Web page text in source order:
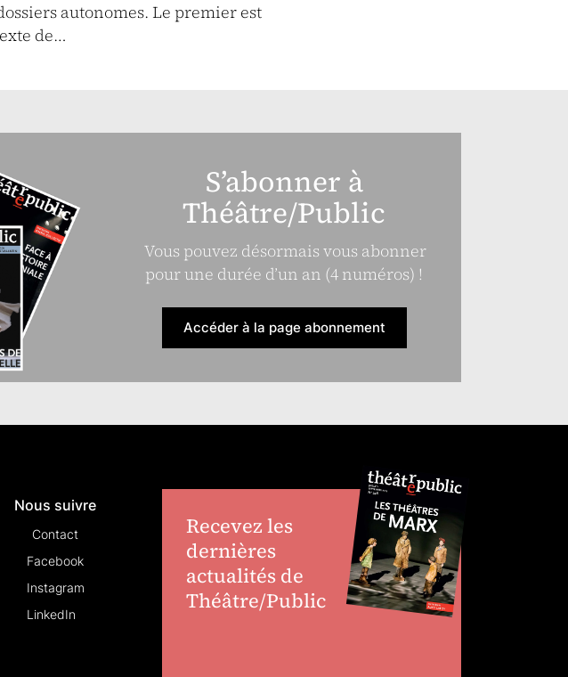
autonomes. Le premier est
de…
S’abonner à
Théâtre/Public
Vous pouvez désormais vous abonner
pour une durée d’un an (4 numéros) !
Accéder à la page abonnement
Nous suivre
Contact
Facebook
Instagram
LinkedIn
Recevez les
dernières
actualités de
Théâtre/Public